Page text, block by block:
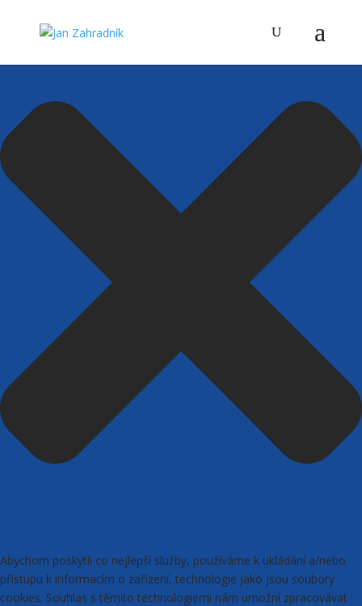
Abychom poskytli co nejlepší služby, používáme k ukládání a/nebo
přístupu k informacím o zařízení, technologie jako jsou soubory
cookies. Souhlas s těmito technologiemi nám umožní zpracovávat